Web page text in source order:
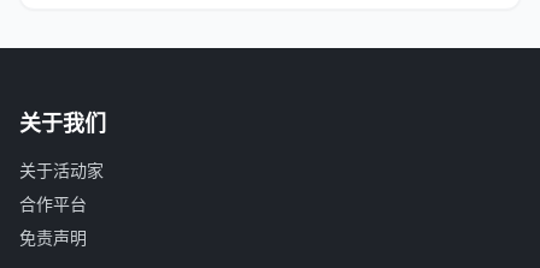
关于我们
关于活动家
合作平台
免责声明